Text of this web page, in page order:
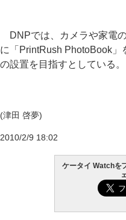
DNPでは、カメラや家電
に「PrintRush PhotoBook」
の設置を目指すとしている。
(津田 啓夢)
2010/2/9 18:02
ケータイ Watchを